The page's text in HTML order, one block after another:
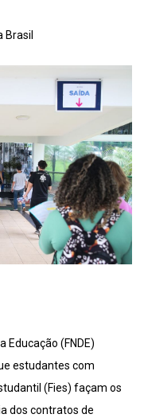
Brasil
Educação (FNDE)
estudantes com
(Fies) façam os
dos contratos de